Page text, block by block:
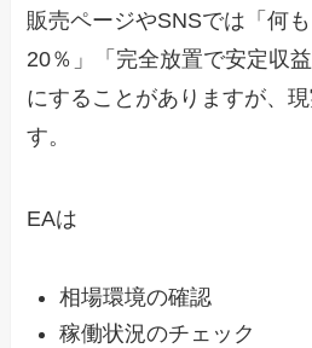
販売ページやSNSでは「何
20％」「完全放置で安定収
にすることがありますが、
す。
EAは
相場環境の確認
稼働状況のチェック